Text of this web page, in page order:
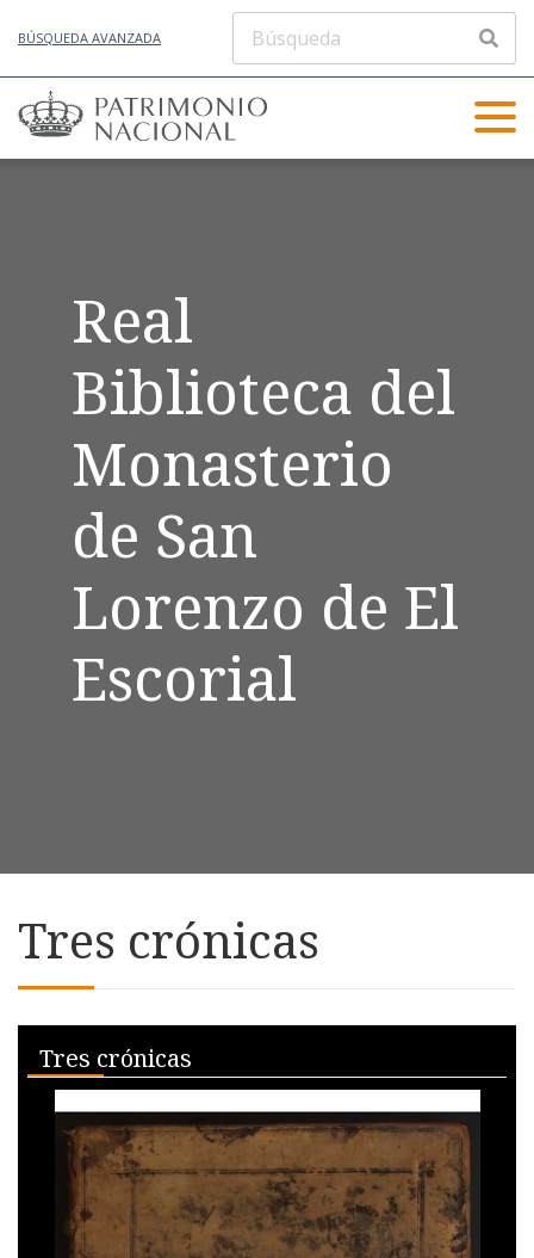
BÚSQUEDA AVANZADA
Real
Biblioteca del
Monasterio
de San
Lorenzo de El
Escorial
Tres crónicas
Media Viewer
Tres crónicas